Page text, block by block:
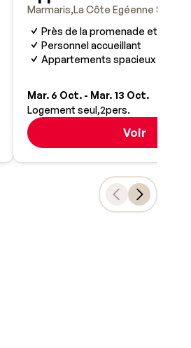
Marmaris La Côte Egéenne Sud
Près de la promenade et de la
Personnel accueillant
Appartements spacieux et
Mar. 6 Oct. - Mar. 13 Oct.
Logement seul 2pers.
Voir